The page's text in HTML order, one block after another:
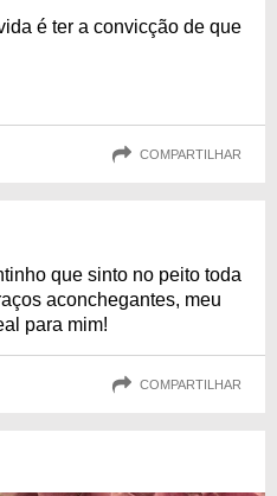
é ter a convicção de que
COMPARTILHAR
que sinto no peito toda
aconchegantes, meu
para mim!
COMPARTILHAR